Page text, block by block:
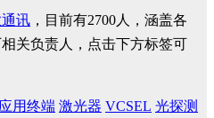
讯 ，目前有2700人，涵盖各
关负责人，点击下方标签可
应用终端 激光器 VCSEL 光探测